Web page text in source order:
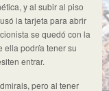
y al subir al piso
la tarjeta para abrir
se quedó con la
ella podría tener su
entrar.
pero al tener